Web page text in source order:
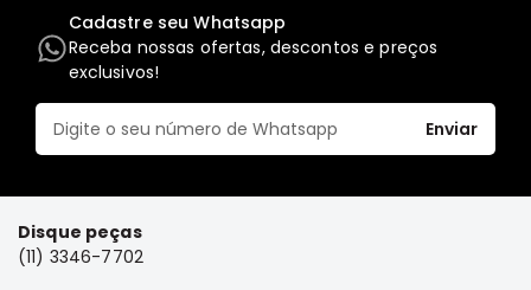
FAMA
WILLTEC
Triton
Pajero
TR4
Cadastre seu Whatsapp
Receba nossas ofertas, descontos e preços
exclusivos!
Enviar
Disque peças
(11) 3346-7702